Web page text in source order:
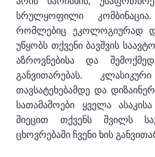
სრულყოფილი
რომლებიც ეკოლოგიურად
უწყობს თქვენი ბავშვის
აზროვნებისა და
განვითარებას.
თავსატეხებამდე და
სათამაშოები ყველა
მიეცით თქვენს შვილს
ცხოვრებაში ჩვენი ხის